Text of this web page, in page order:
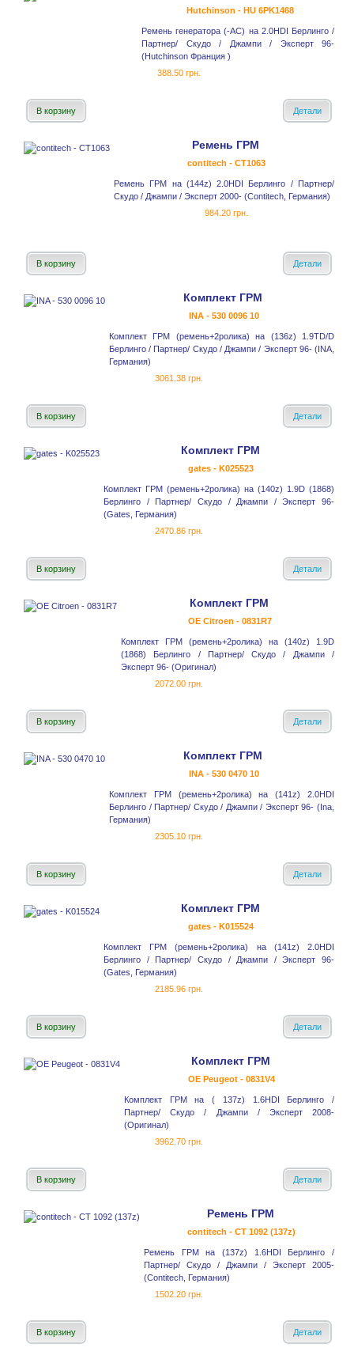
Hutchinson - HU 6PK1468
Ремень генератора (-AC) на 2.0HDI Берлинго /
Партнер/ Скудо / Джампи / Эксперт 96-
(Hutchinson Франция )
388.50 грн.
В корзину Детали
Ремень ГРМ
contitech - CT1063
Ремень ГРМ на (144z) 2.0HDI Берлинго / Партнер/
Скудо / Джампи / Эксперт 2000- (Contitech, Германия)
984.20 грн.
В корзину Детали
Комплект ГРМ
INA - 530 0096 10
Комплект ГРМ (ремень+2ролика) на (136z) 1.9TD/D
Берлинго / Партнер/ Скудо / Джампи / Эксперт 96- (INA,
Германия)
3061.38 грн.
В корзину Детали
Комплект ГРМ
gates - K025523
Комплект ГРМ (ремень+2ролика) на (140z) 1.9D (1868)
Берлинго / Партнер/ Скудо / Джампи / Эксперт 96-
(Gates, Германия)
2470.86 грн.
В корзину Детали
Комплект ГРМ
OE Citroen - 0831R7
Комплект ГРМ (ремень+2ролика) на (140z) 1.9D
(1868) Берлинго / Партнер/ Скудо / Джампи /
Эксперт 96- (Оригинал)
2072.00 грн.
В корзину Детали
Комплект ГРМ
INA - 530 0470 10
Комплект ГРМ (ремень+2ролика) на (141z) 2.0HDI
Берлинго / Партнер/ Скудо / Джампи / Эксперт 96- (Ina,
Германия)
2305.10 грн.
В корзину Детали
Комплект ГРМ
gates - K015524
Комплект ГРМ (ремень+2ролика) на (141z) 2.0HDI
Берлинго / Партнер/ Скудо / Джампи / Эксперт 96-
(Gates, Германия)
2185.96 грн.
В корзину Детали
Комплект ГРМ
OE Peugeot - 0831V4
Комплект ГРМ на ( 137z) 1.6HDI Берлинго /
Партнер/ Скудо / Джампи / Эксперт 2008-
(Оригинал)
3962.70 грн.
В корзину Детали
Ремень ГРМ
contitech - CT 1092 (137z)
Ремень ГРМ на (137z) 1.6HDI Берлинго /
Партнер/ Скудо / Джампи / Эксперт 2005-
(Contitech, Германия)
1502.20 грн.
В корзину Детали